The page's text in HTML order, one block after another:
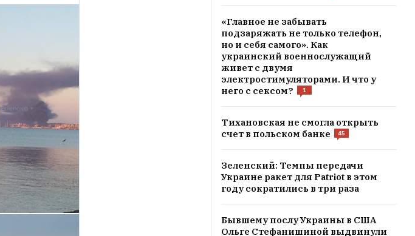
«Главное не забывать
подзаряжать не только телефон,
но и себя самого». Как
украинский военнослужащий
живет с двумя
электростимуляторами. И что у
него с сексом?
1
Тихановская не смогла открыть
счет в польском банке
45
Зеленский: Темпы передачи
Украине ракет для Patriot в этом
году сократились в три раза
Бывшему послу Украины в США
Ольге Стефанишиной выдвинули